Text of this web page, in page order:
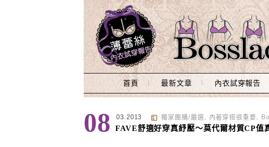
Main Menu
首頁 最新文章 內衣試穿報告
08 03.2013 獨家團購/嚴選, 內著穿搭很重要,
FAVE舒適好穿真紓壓～莫代爾材質CP值